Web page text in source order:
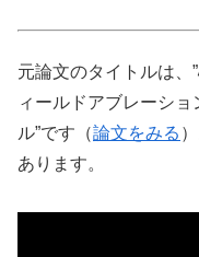
元論文のタイトルは、
ィールドアブレーシ
ル”です（論文をみる
あります。